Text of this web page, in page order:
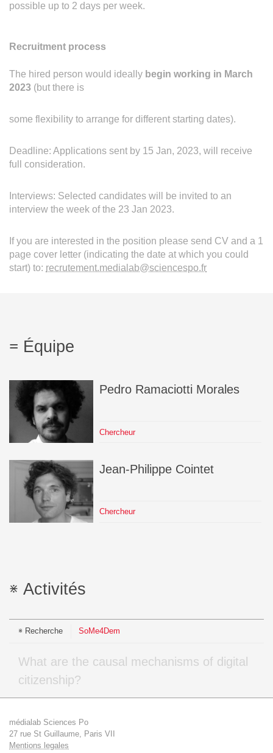
possible up to 2 days per week.
Recruitment process
The hired person would ideally begin working in March
2023 (but there is
some flexibility to arrange for different starting dates).
Deadline: Applications sent by 15 Jan, 2023, will receive
full consideration.
Interviews: Selected candidates will be invited to an
interview the week of the 23 Jan 2023.
If you are interested in the position please send CV and a 1
page cover letter (indicating the date at which you could
start) to: recrutement.medialab@sciencespo.fr
Équipe
Pedro Ramaciotti Morales
Chercheur
Jean-Philippe Cointet
Chercheur
Activités
Recherche SoMe4Dem
What are the causal mechanisms of digital
citizenship?
médialab Sciences Po
27 rue St Guillaume, Paris VII
Mentions legales